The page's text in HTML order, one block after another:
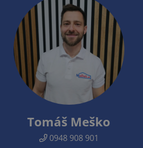
Tomáš Meško
0948 908 901